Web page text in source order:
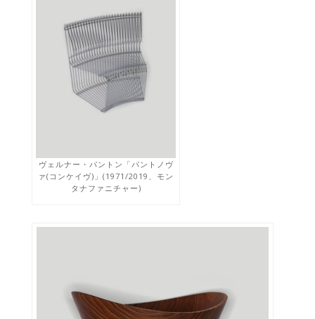
ヴェルナー・パントン「パントノヴ
ァ(コンケイヴ)」(1971/2019、モン
タナファニチャー)